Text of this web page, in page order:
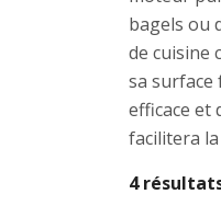
bagels ou
de cuisine
sa surface
efficace et
facilitera la
4